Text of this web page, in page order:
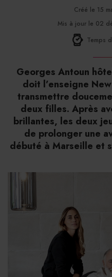
Créé le 15
Mis à jour le 02
Temps
Georges Antoun
doit l’enseigne
transmettre
deux filles. Après
brillantes, les deux
de prolonger une
débuté à Marseille et